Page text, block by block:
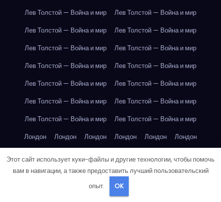
Лев Толстой — Война и мир
Лев Толстой — Война и мир
Лев Толстой — Война и мир
Лев Толстой — Война и мир
Лев Толстой — Война и мир
Лев Толстой — Война и мир
Лев Толстой — Война и мир
Лев Толстой — Война и мир
Лев Толстой — Война и мир
Лев Толстой — Война и мир
Лев Толстой — Война и мир
Лев Толстой — Война и мир
Лев Толстой — Война и мир
Лев Толстой — Война и мир
Лондон
Лондон Лондон Лондон Лондон
Лондон
Лондон
Лондон
Лондон
Лондон Лондон Лондон Лондон
Лондон
Лондон Лондон
Этот сайт использует куки-файлы и другие технологии, чтобы помочь
вам в навигации, а также предоставить лучший пользовательский
опыт.
OK